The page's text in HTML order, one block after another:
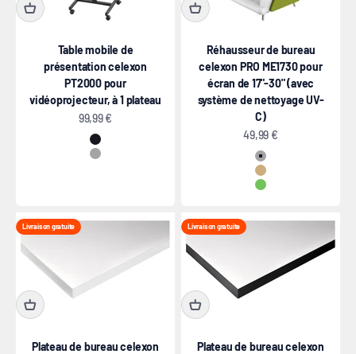
Table mobile de
présentation celexon
PT2000 pour
vidéoprojecteur, à 1 plateau
Prix de vente
99,99 €
Noir
Gris
Réhausseur de bureau
celexon PRO ME1730 pour
écran de 17"-30" (avec
système de nettoyage UV-
C)
Prix de vente
49,99 €
Gris
beige
Vert
Livraison gratuite
Plateau de bureau celexon
Livraison gratuite
Plateau de bureau celexon